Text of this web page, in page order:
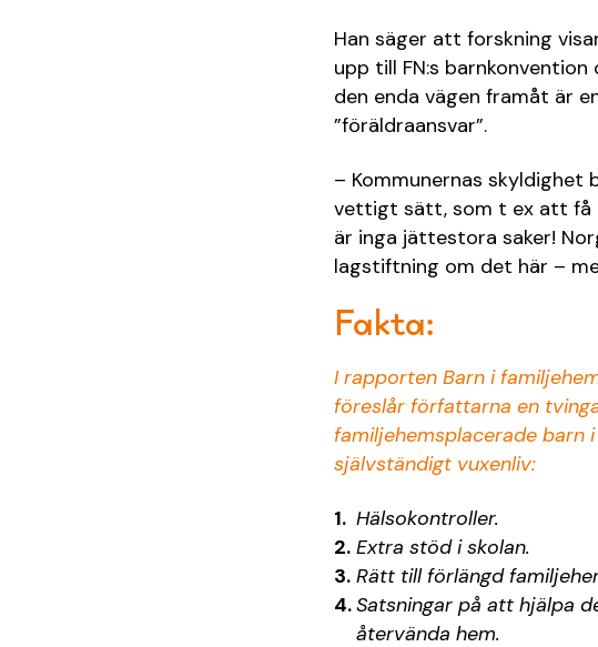
Han säger att forskning
upp till FN:s
den enda vägen framåt är
”föräldraansvar”.
– Kommunernas
vettigt sätt, som t ex att få
är inga jättestora saker!
lagstiftning om det här –
Fakta:
I rapporten Barn i
föreslår författarna en
familjehemsplacerade
självständigt vuxenliv:
Hälsokontroller.
Extra stöd i skolan.
Rätt till förlängd
Satsningar på att hjälpa
återvända hem.